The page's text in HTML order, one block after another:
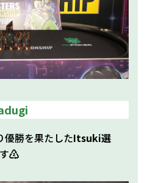
優勝を果たしたItsuki選
す♴